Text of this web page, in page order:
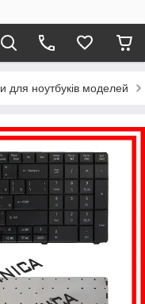
для ноутбуків моделей